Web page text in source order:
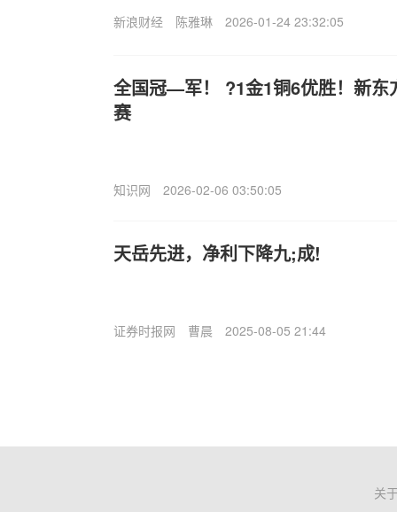
新浪财经 陈雅琳 2026-01-24 23:32:05
全国冠—军！ ?1金1铜6优胜！新东
赛
知识网 2026-02-06 03:50:05
天岳先进，净利下降九;成!
证券时报网 曹晨 2025-08-05 21:44
关